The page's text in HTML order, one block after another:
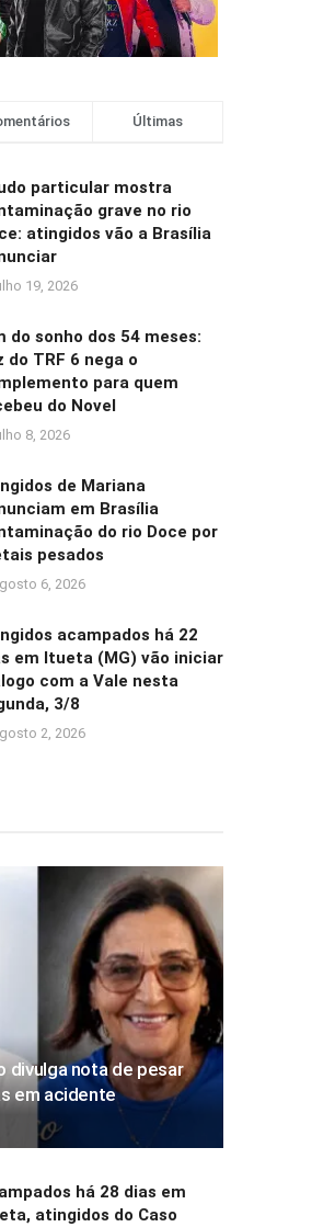
Últimas
particular mostra
grave no rio
atingidos vão a Brasília
19, 2026
do sonho dos 54 meses:
do TRF 6 nega o
para quem
do Novel
8, 2026
de Mariana
em Brasília
do rio Doce por
pesados
6, 2026
acampados há 22
em Itueta (MG) vão iniciar
com a Vale nesta
3/8
2, 2026
divulga nota de pesar
em acidente
há 28 dias em
atingidos do Caso